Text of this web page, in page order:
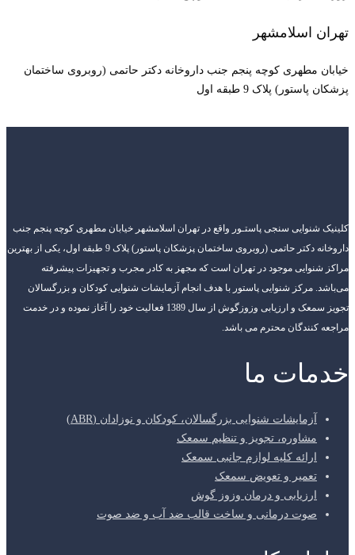
تهران اسلامشهر
خیابان مطهری کوچه پنجم جنب داروخانه دکتر حاتمی (روبروی ساختمان
پزشکان پاستور) پلاک 9 طبقه اول
کلینیک شنوایی سنجی پاستـور واقع در تهران اسلامشهر خیابان مطهری کوچه پنجم جنب
داروخانه دکتر حاتمی (روبروی ساختمان پزشکان پاستور) پلاک 9 طبقه اول، یکی از بهترین
مراکز شنوایی موجود در تهران است که مجهز به کادر مجرب و تجهیزات پیشرفته
می‌باشد. مرکز شنوایی پاستور با هدف انجام آزمایشات شنوایی کودکان و بزرگسالان
تجویز سمعک و ارزیابی وزوزگوش از سال 1389 فعالیت خود را آغاز نموده و در خدمت
مراجعه کنندگان محترم می باشد.
خدمات ما
آزمایشات شنوایی بزرگسالان، کودکان و نوزادان (ABR)
مشاوره، تجویز و تنظیم سمعک
ارائه کلیه لوازم جانبی سمعک
تعمیر و تعویض سمعک
ارزیابی و درمان وزوز گوش
صوت درمانی و ساخت قالب ضد آب و ضد صوت